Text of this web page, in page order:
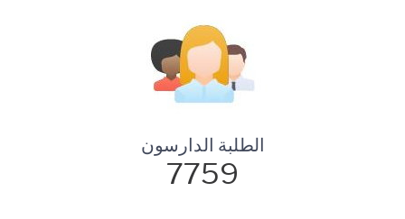
الطلبة الدارسون
7759